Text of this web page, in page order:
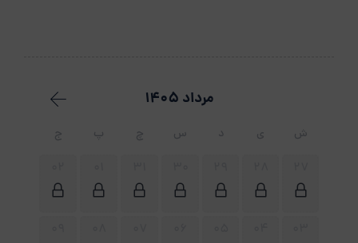
مرداد 1405
ش ی د س چ پ ج